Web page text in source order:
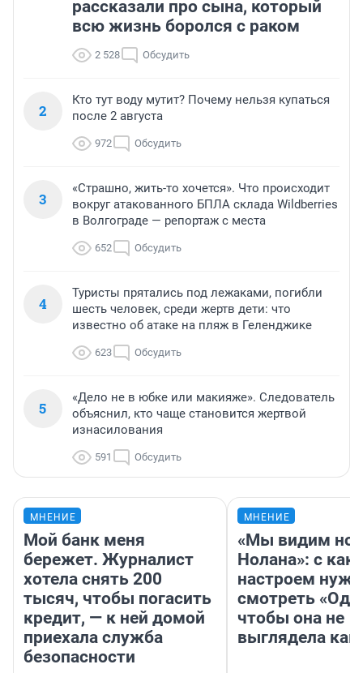
рассказали про сына, который
всю жизнь боролся с раком
2 528 Обсудить
2
Кто тут воду мутит? Почему нельзя купаться
после 2 августа
972 Обсудить
3
«Страшно, жить-то хочется». Что происходит
вокруг атакованного БПЛА склада Wildberries
в Волгограде — репортаж с места
652 Обсудить
4
Туристы прятались под лежаками, погибли
шесть человек, среди жертв дети: что
известно об атаке на пляж в Геленджике
623 Обсудить
5
«Дело не в юбке или макияже». Следователь
объяснил, кто чаще становится жертвой
изнасилования
591 Обсудить
МНЕНИЕ
Мой банк меня
бережет. Журналист
хотела снять 200
тысяч, чтобы погасить
кредит, — к ней домой
приехала служба
безопасности
МНЕНИЕ
«Мы видим
Нолана»: с
настроем
смотреть
чтобы она не
выглядела как